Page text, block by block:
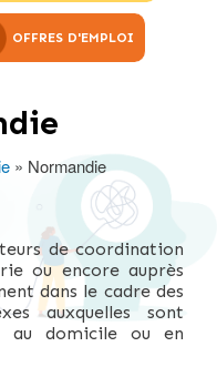
OFFRES D'EMPLOI
Normandie
de coordination
ou encore auprès
dans le cadre des
auxquelles sont
au domicile ou en